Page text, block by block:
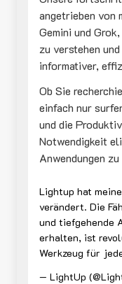
angetrieben von
Gemini und
zu verstehen
informativer,
Ob Sie
einfach nur
und die
Notwendigkeit
Anwendungen
Lightup hat
verändert. Die
und tiefgehende
erhalten, ist
Werkzeug für
— LightUp